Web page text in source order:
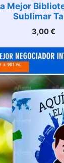
Mejor
Sublimar
3,00€